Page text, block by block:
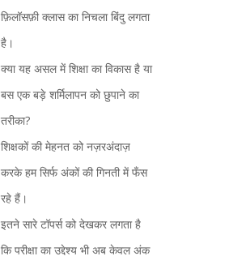
फ़िलॉसफ़ी क्लास का निचला बिंदु लगता
है।
क्या यह असल में शिक्षा का विकास है या
बस एक बड़े शर्मिलापन को छुपाने का
तरीका?
शिक्षकों की मेहनत को नज़रअंदाज़
करके हम सिर्फ अंकों की गिनती में फँस
रहे हैं।
इतने सारे टॉपर्स को देखकर लगता है
कि परीक्षा का उद्देश्य भी अब केवल अंक